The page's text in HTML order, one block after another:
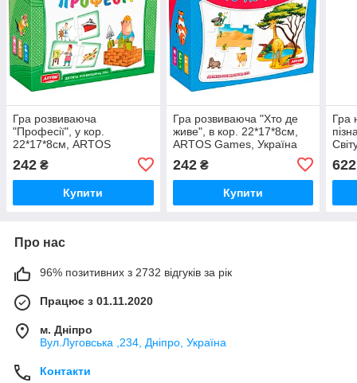
Гра розвиваюча
"Професії", у кор.
22*17*8см, ARTOS
242 ₴
Купити
Гра розвиваюча "Хто де
живе", в кор. 22*17*8см,
ARTOS Games, Україна
242₴
Купити
Гра
622
Про нас
96% позитивних з 2732 відгуків за рік
Працює з 01.11.2020
м. Дніпро
Вул.Луговська ,234, Дніпро, Україна
Контакти